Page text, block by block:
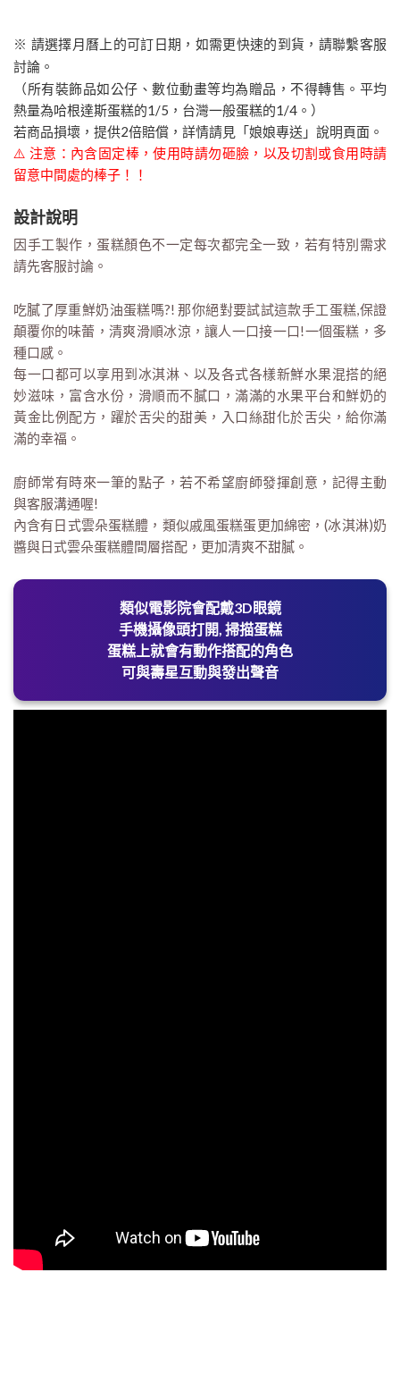
※ 請選擇月曆上的可訂日期，如需更快速的到貨，請聯繫客服
討論。
（所有裝飾品如公仔、數位動畫等均為贈品，不得轉售。平均
熱量為哈根達斯蛋糕的1/5，台灣一般蛋糕的1/4。）
若商品損壞，提供2倍賠償，詳情請見「娘娘專送」說明頁面。
⚠️ 注意：內含固定棒，使用時請勿砸臉，以及切割或食用時請
留意中間處的棒子！！
設計說明
因手工製作，蛋糕顏色不一定每次都完全一致，若有特別需求
請先客服討論。
吃膩了厚重鮮奶油蛋糕嗎?! 那你絕對要試試這款手工蛋糕,保證
顛覆你的味蕾，清爽滑順冰涼，讓人一口接一口!一個蛋糕，多
種口感。
每一口都可以享用到冰淇淋、以及各式各樣新鮮水果混搭的絕
妙滋味，富含水份，滑順而不膩口，滿滿的水果平台和鮮奶的
黃金比例配方，躍於舌尖的甜美，入口絲甜化於舌尖，給你滿
滿的幸福。
廚師常有時來一筆的點子，若不希望廚師發揮創意，記得主動
與客服溝通喔!
內含有日式雲朵蛋糕體，類似戚風蛋糕蛋更加綿密，(冰淇淋)奶
醬與日式雲朵蛋糕體間層搭配，更加清爽不甜膩。
類似電影院會配戴3D眼鏡
手機攝像頭打開, 掃描蛋糕
蛋糕上就會有動作搭配的角色
可與壽星互動與發出聲音